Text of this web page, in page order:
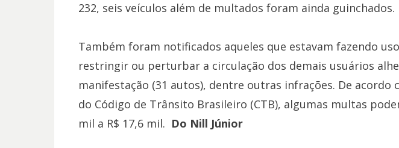
232, seis veículos além de multados foram ainda guinchados.
Também foram notificados aqueles que estavam fazendo
restringir ou perturbar a circulação dos demais usuários
manifestação (31 autos), dentre outras infrações. De acordo
do Código de Trânsito Brasileiro (CTB), algumas multas
mil a R$ 17,6 mil. Do Nill Júnior